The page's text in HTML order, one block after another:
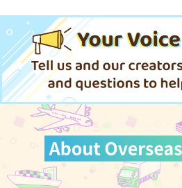
WPJ Yes, my lady
の執事になりました
My Pure Lady 1
KADOKAWA
1,078円 （税込）
サンプル
作品詳細
Girl/大西亜玖璃
2,640円（税込）
サンプル
作品詳細